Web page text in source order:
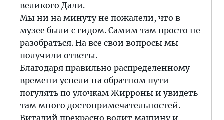
великого Дали.
Мы ни на минуту не пожалели, что в
музее были с гидом. Самим там просто не
разобраться. На все свои вопросы мы
получили ответы.
Благодаря правильно распределенному
времени успели на обратном пути
погулять по улочкам Жирроны и увидеть
там много достопримечательностей.
Виталий прекрасно водит машину и